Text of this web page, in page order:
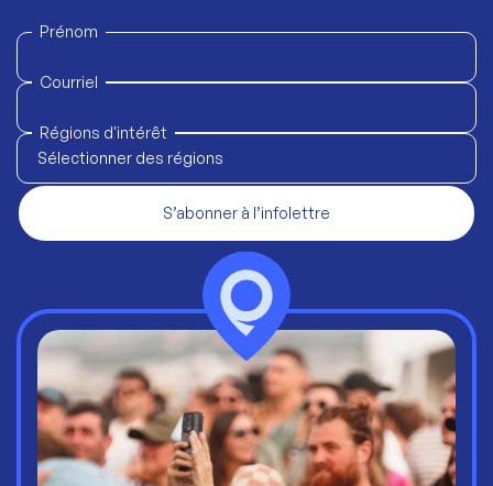
Prénom
Courriel
Régions d'intérêt
Sélectionner des régions
S’abonner à l’infolettre